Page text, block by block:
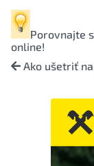
Porovnajte
online!
Ako ušetriť